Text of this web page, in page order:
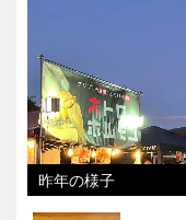
昨年の様子